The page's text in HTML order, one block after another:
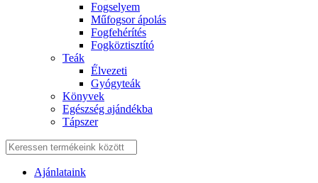
Fogselyem
Műfogsor ápolás
Fogfehérítés
Fogköztisztító
Teák
É́lvezeti
Gyógyteák
Könyvek
Egészség ajándékba
Tápszer
Ajánlataink